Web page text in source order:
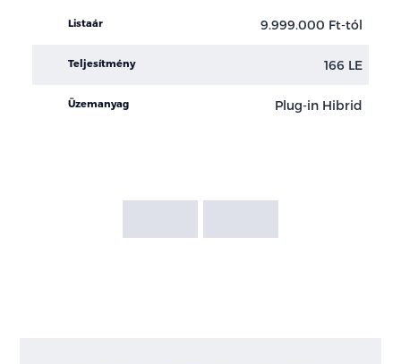
Listaár 9.999.000 Ft-tól
Teljesítmény 166 LE
Üzemanyag Plug-in Hibrid